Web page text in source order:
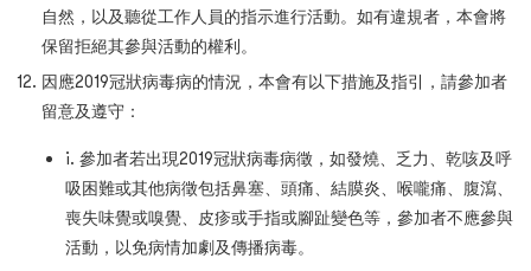
自然，以及聽從工作人員的指示進行活動。如有違規者，本會將
保留拒絕其參與活動的權利。
因應2019冠狀病毒病的情況，本會有以下措施及指引，請參加者
留意及遵守：
i. 參加者若出現2019冠狀病毒病徵，如發燒、乏力、乾咳及呼
吸困難或其他病徵包括鼻塞、頭痛、結膜炎、喉嚨痛、腹瀉、
喪失味覺或嗅覺、皮疹或手指或腳趾變色等，參加者不應參與
活動，以免病情加劇及傳播病毒。